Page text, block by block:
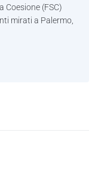
Coesione (FSC)
mirati a Palermo,